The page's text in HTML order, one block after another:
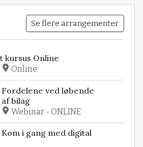
Se flere arrangementer
kursus Online
Online
ved løbende
bilag
Webinar - ONLINE
i gang med digital